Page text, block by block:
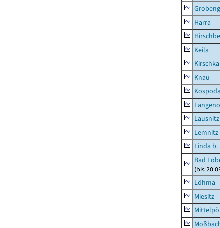
Harra
Keila
Knau
Kospoda
Lemnitz
Linda b.
Bad
(bis
Löhma
Miesitz